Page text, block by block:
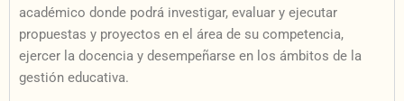
académico donde podrá investigar, evaluar y ejecutar
propuestas y proyectos en el área de su competencia,
ejercer la docencia y desempeñarse en los ámbitos de la
gestión educativa.